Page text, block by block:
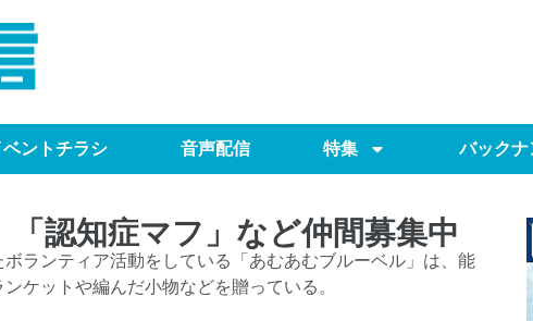
ベントチラシ 音声配信 特集 バック
認知症マフ」など仲間募集中
ランティア活動をしている「あむあむブルーベル」は、能
ケットや編んだ小物などを贈っている。